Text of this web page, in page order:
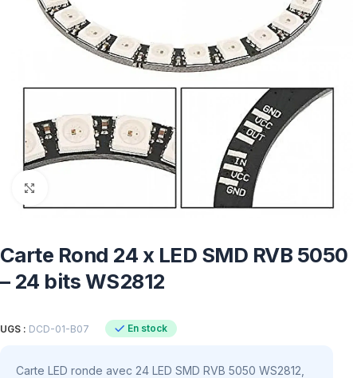
Carte Rond 24 x LED SMD RVB 5050
– 24 bits WS2812
UGS : DCD-01-B07 En stock
Carte LED ronde avec 24 LED SMD RVB 5050 WS2812,